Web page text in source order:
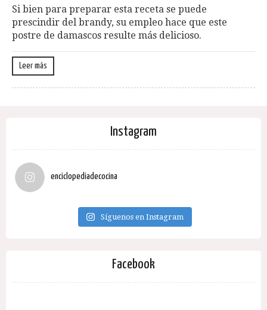
Si bien para preparar esta receta se puede
prescindir del brandy, su empleo hace que este
postre de damascos resulte más delicioso.
Leer más
Instagram
enciclopediadecocina
Síguenos en Instagram
Facebook